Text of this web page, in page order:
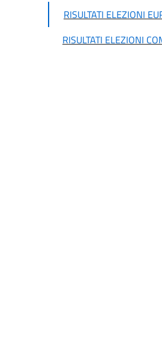
RISULTATI ELEZIONI
RISULTATI ELEZIONI